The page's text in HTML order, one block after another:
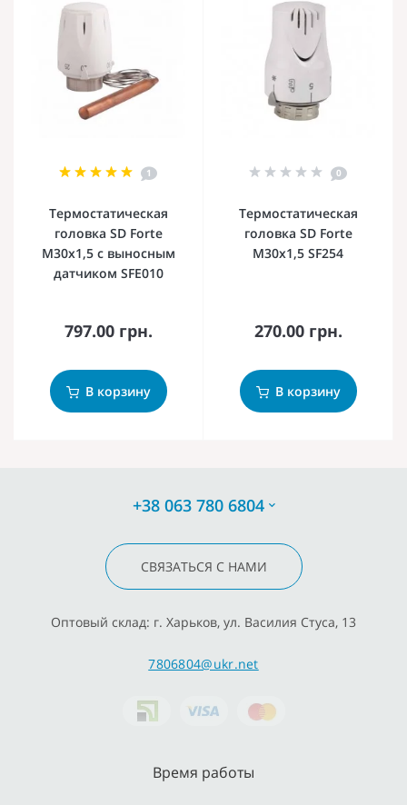
1
Термостатическая
головка SD Forte
М30х1,5 с выносным
датчиком SFE010
797.00 грн.
В корзину
0
Термостатическая
головка SD Forte
М30х1,5 SF254
270.00 грн.
В корзину
+38 063 780 6804
СВЯЗАТЬСЯ С НАМИ
Оптовый склад: г. Харьков, ул. Василия Стуса, 13
7806804@ukr.net
Время работы